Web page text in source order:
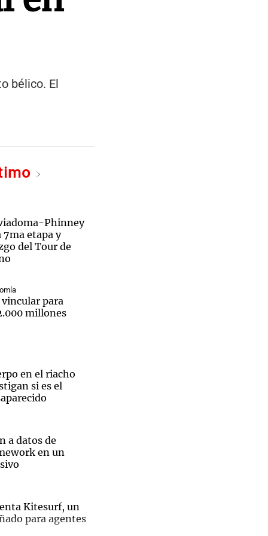
bélico. El
Phinney
7ma etapa y
del Tour de
vincular para
millones
en el riacho
si es el
a datos de
en un
Kitesurf, un
para agentes